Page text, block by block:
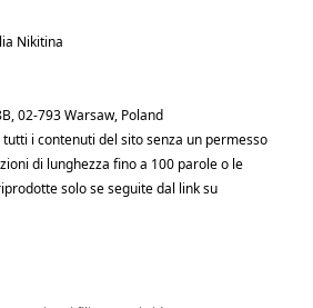
Nikitina
02-793 Warsaw, Poland
tutti i contenuti del sito senza un permesso
di lunghezza fino a 100 parole o le
solo se seguite dal link su